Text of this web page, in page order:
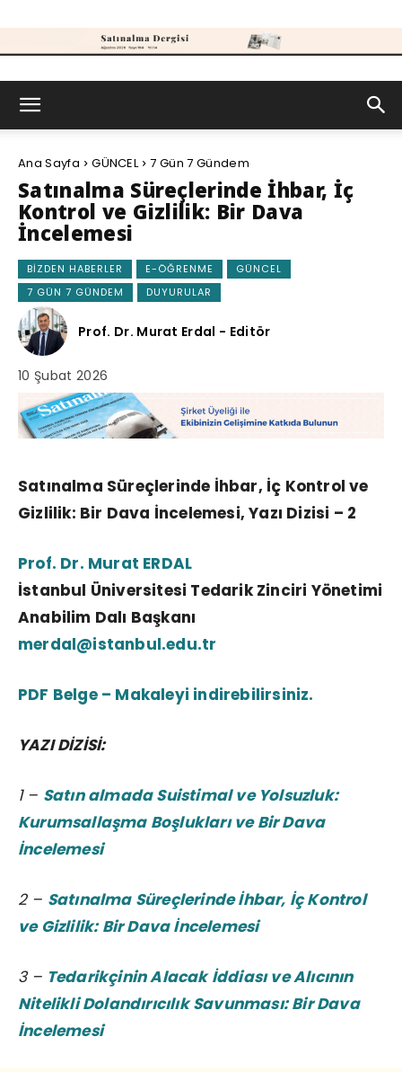
Ana Sayfa GÜNCEL 7 Gün 7 Gündem
Satınalma Süreçlerinde İhbar, İç
Kontrol ve Gizlilik: Bir Dava
İncelemesi
BIZDEN HABERLER E-ÖĞRENME
GÜNCEL
7 GÜN 7 GÜNDEM
DUYURULAR
Prof. Dr. Murat Erdal - Editör
10 Şubat 2026
Satınalma Süreçlerinde İhbar, İç Kontrol ve
Gizlilik: Bir Dava İncelemesi, Yazı Dizisi – 2
Prof. Dr. Murat ERDAL
İstanbul Üniversitesi Tedarik Zinciri Yönetimi
Anabilim Dalı Başkanı
merdal@istanbul.edu.tr
PDF Belge – Makaleyi indirebilirsiniz.
YAZI DİZİSİ:
1 – Satın almada Suistimal ve Yolsuzluk:
Kurumsallaşma Boşlukları ve Bir Dava
İncelemesi
2 – Satınalma Süreçlerinde İhbar, İç Kontrol
ve Gizlilik: Bir Dava İncelemesi
3 – Tedarikçinin Alacak İddiası ve Alıcının
Nitelikli Dolandırıcılık Savunması: Bir Dava
İncelemesi